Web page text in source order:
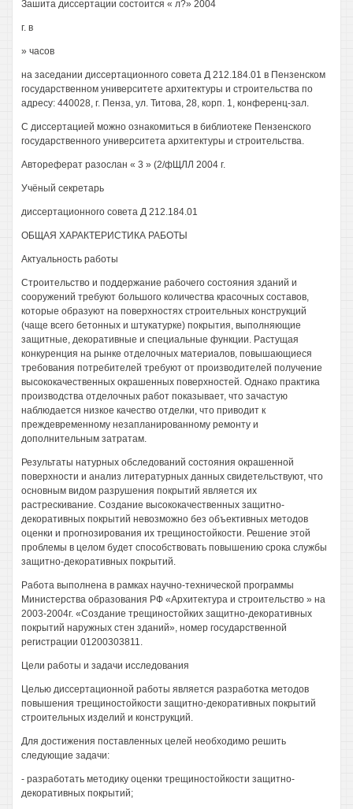
Зашита диссертации состоится « л?» 2004
г. в
» часов
на заседании диссертационного совета Д 212.184.01 в Пензенском
государственном университете архитектуры и строительства по
адресу: 440028, г. Пенза, ул. Титова, 28, корп. 1, конференц-зал.
С диссертацией можно ознакомиться в библиотеке Пензенского
государственного университета архитектуры и строительства.
Автореферат разослан « 3 » (2/фЩЛЛ 2004 г.
Учёный секретарь
диссертационного совета Д 212.184.01
ОБЩАЯ ХАРАКТЕРИСТИКА РАБОТЫ
Актуальность работы
Строительство и поддержание рабочего состояния зданий и
сооружений требуют большого количества красочных составов,
которые образуют на поверхностях строительных конструкций
(чаще всего бетонных и штукатурке) покрытия, выполняющие
защитные, декоративные и специальные функции. Растущая
конкуренция на рынке отделочных материалов, повышающиеся
требования потребителей требуют от производителей получение
высококачественных окрашенных поверхностей. Однако практика
производства отделочных работ показывает, что зачастую
наблюдается низкое качество отделки, что приводит к
преждевременному незапланированному ремонту и
дополнительным затратам.
Результаты натурных обследований состояния окрашенной
поверхности и анализ литературных данных свидетельствуют, что
основным видом разрушения покрытий является их
растрескивание. Создание высококачественных защитно-
декоративных покрытий невозможно без объективных методов
оценки и прогнозирования их трещиностойкости. Решение этой
проблемы в целом будет способствовать повышению срока службы
защитно-декоративных покрытий.
Работа выполнена в рамках научно-технической программы
Министерства образования РФ «Архитектура и строительство » на
2003-2004г. «Создание трещиностойких защитно-декоративных
покрытий наружных стен зданий», номер государственной
регистрации 01200303811.
Цели работы и задачи исследования
Целью диссертационной работы является разработка методов
повышения трещиностойкости защитно-декоративных покрытий
строительных изделий и конструкций.
Для достижения поставленных целей необходимо решить
следующие задачи:
- разработать методику оценки трещиностойкости защитно-
декоративных покрытий;